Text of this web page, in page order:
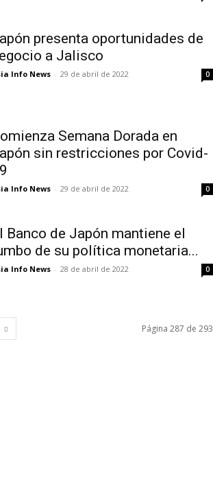
presenta oportunidades de
a Jalisco
Info News - 29 de abril de 2022 0
Semana Dorada en
sin restricciones por Covid-
Info News - 29 de abril de 2022 0
Banco de Japón mantiene el
de su política monetaria...
Info News - 28 de abril de 2022 0
Página 287 de 293